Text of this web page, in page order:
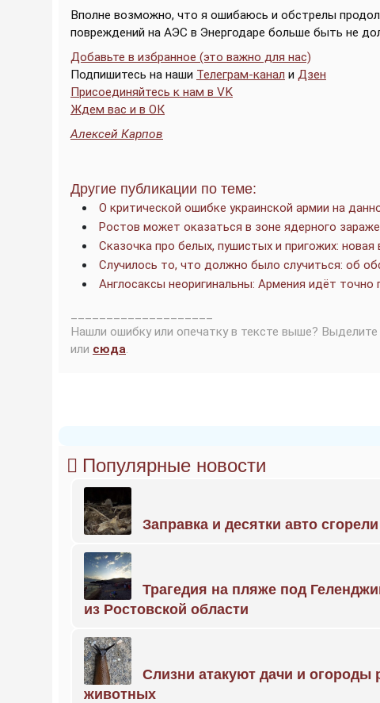
Вполне возможно, что я ошибаюсь и обстрелы
повреждений на АЭС в Энергодаре больше быть не
Добавьте в избранное (это важно для нас)
Подпишитесь на наши Телеграм-канал и Дзен
Присоединяйтесь к нам в VK
Ждем вас и в ОК
Алексей Карпов
Другие публикации по теме:
О критической ошибке украинской армии на
Ростов может оказаться в зоне ядерного
Сказочка про белых, пушистых и пригожих: новая
Случилось то, что должно было случиться: об
Англосаксы неоригинальны: Армения идёт точно
Нашли ошибку или опечатку в тексте выше?
или сюда.
Популярные новости
Заправка и десятки авто
Трагедия на пляже под
из Ростовской области
Слизни атакуют дачи и
животных